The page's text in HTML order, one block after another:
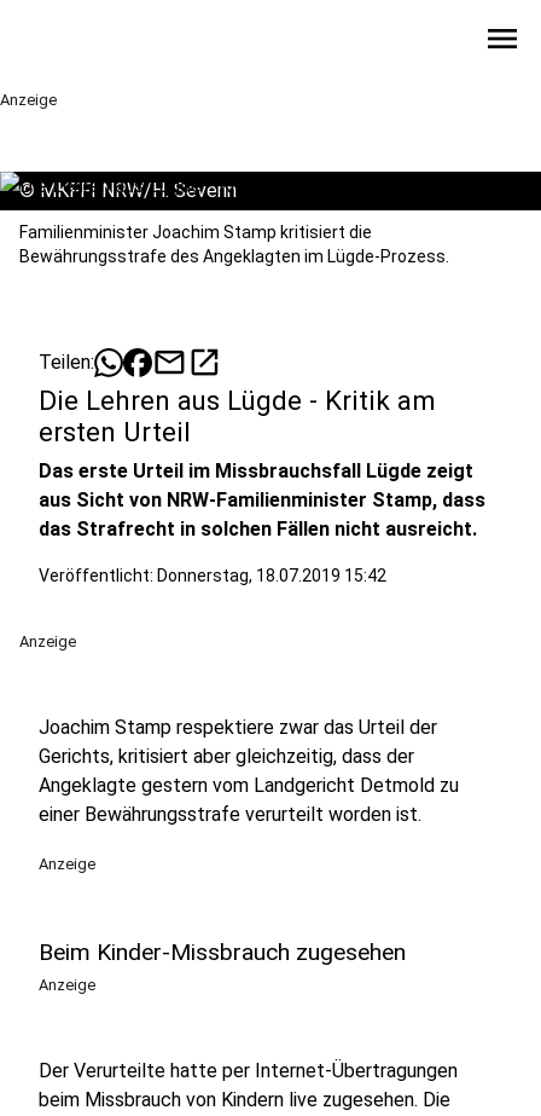
menu
Anzeige
© MKFFI NRW/H. Severin
Familienminister Joachim Stamp kritisiert die
Bewährungsstrafe des Angeklagten im Lügde-Prozess.
Teilen: mailopen_in_new
Die Lehren aus Lügde - Kritik am
ersten Urteil
Das erste Urteil im Missbrauchsfall Lügde zeigt
aus Sicht von NRW-Familienminister Stamp, dass
das Strafrecht in solchen Fällen nicht ausreicht.
Veröffentlicht: Donnerstag, 18.07.2019 15:42
Anzeige
Joachim Stamp respektiere zwar das Urteil der
Gerichts, kritisiert aber gleichzeitig, dass der
Angeklagte gestern vom Landgericht Detmold zu
einer Bewährungsstrafe verurteilt worden ist.
Anzeige
Beim Kinder-Missbrauch zugesehen
Anzeige
Der Verurteilte hatte per Internet-Übertragungen
beim Missbrauch von Kindern live zugesehen. Die